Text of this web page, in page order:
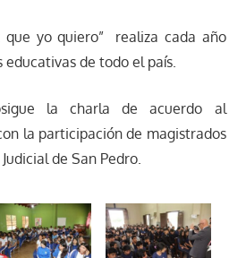
que yo quiero” realiza cada año
de todo el país.
la charla de acuerdo al
la participación de magistrados
de San Pedro.